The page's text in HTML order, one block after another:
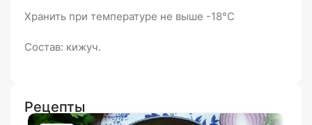
Хранить при температуре не выше -18°С
Состав: кижуч.
Рецепты